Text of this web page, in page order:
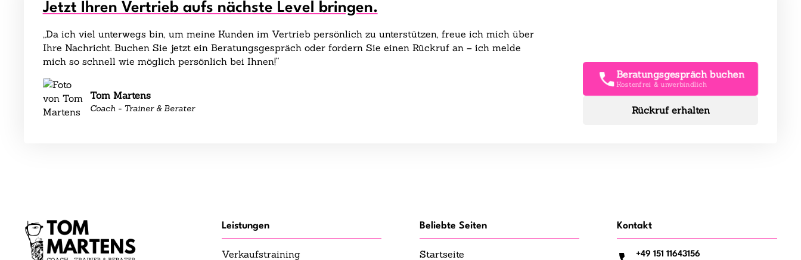
Jetzt Ihren Vertrieb aufs nächste Level bringen.
„Da ich viel unterwegs bin, um meine Kunden im Vertrieb persönlich zu unterstützen, freue ich mich über
Ihre Nachricht. Buchen Sie jetzt ein Beratungsgespräch oder fordern Sie einen Rückruf an – ich melde
mich so schnell wie möglich persönlich bei Ihnen!“
Tom Martens
Coach - Trainer & Berater
Beratungsgespräch buchen
Kostenfrei & unverbindlich
Rückruf erhalten
Leistungen
Verkaufstraining
Beliebte Seiten
Startseite
Kontakt
+49 151 11643156